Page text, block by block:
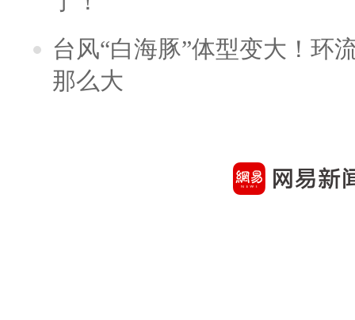
台风“白海豚”体型变大！环
那么大